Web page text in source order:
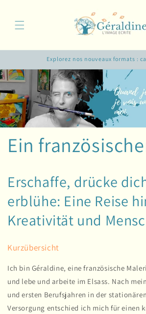
Inhalt
Explorez nos nouveaux formats :
Ein
Erschaffe, drücke
erblühe: Eine Reise
Kreativität und
Kurzübersicht
Ich bin Géraldine, eine französische
und lebe und arbeite im Elsass. Nach
und ersten Berufsjahren in der
Versorgung entschied ich mich für einen